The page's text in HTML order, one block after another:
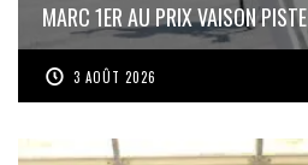
MARC 1ER AU PRIX VAISON PISTE
3 AOÛT 2026